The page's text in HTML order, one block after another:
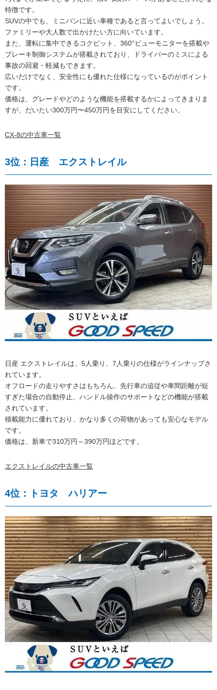
特徴です。
SUVの中でも、ミニバンに近い車種であると言ってよいでしょう。
ファミリーや大人数で出かけたい方に向いています。
また、運転に集中できるコクピット、360°ビューモニターを搭載や
ブレーキ制御システムが搭載されており、ドライバーのミスによる
事故の回避・軽減もできます。
広いだけでなく、安全性にも優れた仕様になっているのがポイント
です。
価格は、グレードやどのような機能を搭載するかによってきまりま
すが、だいたい300万円〜450万円を目安にしてください。
CX-8の中古車一覧
3位：日産 エクストレイル
日産 エクストレイルは、5人乗り、7人乗りの仕様がラインナップさ
れています。
オフロードの走りやすさはもちろん、先行車の追従や車間距離が短
すぎた場合の自動停止、ハンドル操作のサポートなどの機能が搭載
されています。
積載能力に優れており、かなり多くの荷物があっても安心なモデル
です。
価格は、新車で310万円～390万円ほどです。
エクストレイルの中古車一覧
4位：トヨタ ハリアー